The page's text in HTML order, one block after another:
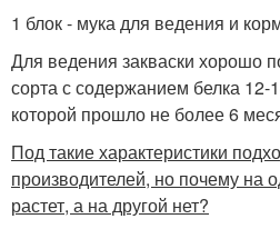
1 блок - мука для ведения и
Для ведения закваски хорошо
сорта с содержанием белка 12-
которой прошло не более 6
Под такие характеристики
производителей, но почему на
растет, а на другой нет?